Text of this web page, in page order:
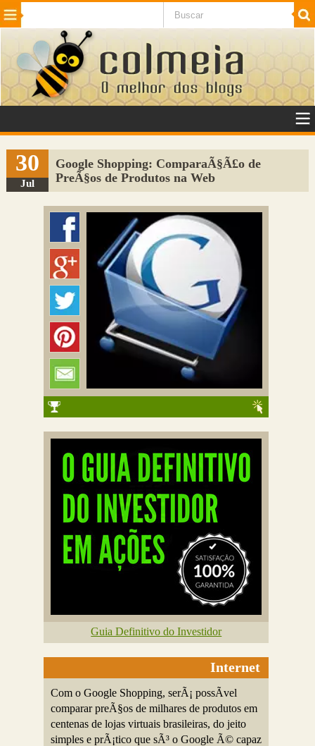
Beleza Cinema e TV
Internet Jogos NotÃ­cias SaÃºde
VeÃ­culos Adulto
Sugerir Link
Adicionar Blog
Colmeia Exchange
30
Jul
Google Shopping: ComparaÃ§Ã£o de
PreÃ§os de Produtos na Web
Guia Definitivo do Investidor
Internet
Com o Google Shopping, serÃ¡ possÃ­vel
comparar preÃ§os de milhares de produtos em
centenas de lojas virtuais brasileiras, do jeito
simples e prÃ¡tico que sÃ³ o Google Ã© capaz